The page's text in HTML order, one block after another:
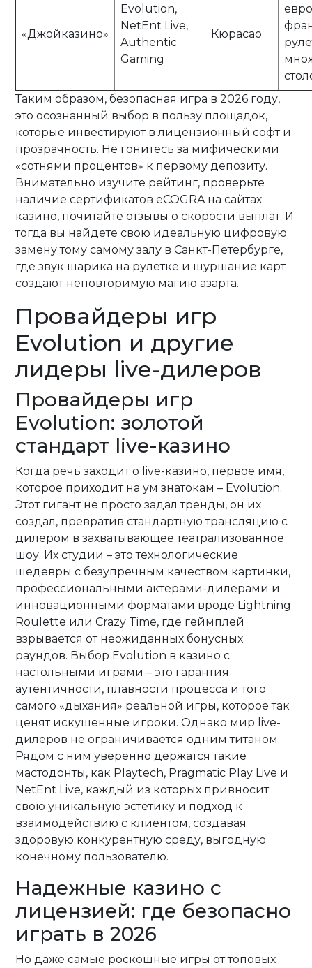
«Джойказино»
Evolution,
NetEnt Live,
Authentic
Gaming
Кюрасао
Таким образом, безопасная игра в 2026 году,
это осознанный выбор в пользу площадок,
которые инвестируют в лицензионный софт и
прозрачность. Не гонитесь за мифическими
«сотнями процентов» к первому депозиту.
Внимательно изучите рейтинг, проверьте
наличие сертификатов eCOGRA на сайтах
казино, почитайте отзывы о скорости выплат. И
тогда вы найдете свою идеальную цифровую
замену тому самому залу в Санкт-Петербурге,
где звук шарика на рулетке и шуршание карт
создают неповторимую магию азарта.
Провайдеры игр
Evolution и другие
лидеры live-дилеров
Провайдеры игр
Evolution: золотой
стандарт live-казино
Когда речь заходит о live-казино, первое имя,
которое приходит на ум знатокам – Evolution.
Этот гигант не просто задал тренды, он их
создал, превратив стандартную трансляцию с
дилером в захватывающее театрализованное
шоу. Их студии – это технологические
шедевры с безупречным качеством картинки,
профессиональными актерами-дилерами и
инновационными форматами вроде Lightning
Roulette или Crazy Time, где геймплей
взрывается от неожиданных бонусных
раундов. Выбор Evolution в казино с
настольными играми – это гарантия
аутентичности, плавности процесса и того
самого «дыхания» реальной игры, которое так
ценят искушенные игроки. Однако мир live-
дилеров не ограничивается одним титаном.
Рядом с ним уверенно держатся такие
мастодонты, как Playtech, Pragmatic Play Live и
NetEnt Live, каждый из которых привносит
свою уникальную эстетику и подход к
взаимодействию с клиентом, создавая
здоровую конкурентную среду, выгодную
конечному пользователю.
Надежные казино с
лицензией: где безопасно
играть в 2026
Но даже самые роскошные игры от топовых